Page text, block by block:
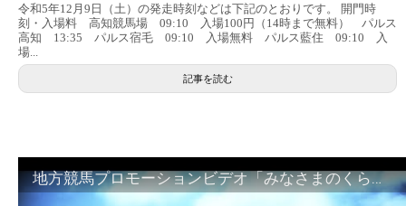
令和5年12月9日（土）の発走時刻などは下記のとおりです。 開門時
刻・入場料 高知競馬場 09:10 入場100円（14時まで無料） パルス
高知 13:35 パルス宿毛 09:10 入場無料 パルス藍住 09:10 入
場...
記事を読む
地方競馬プロモーションビデオ「みなさまのくらしのために」30秒篇｜NAR公式